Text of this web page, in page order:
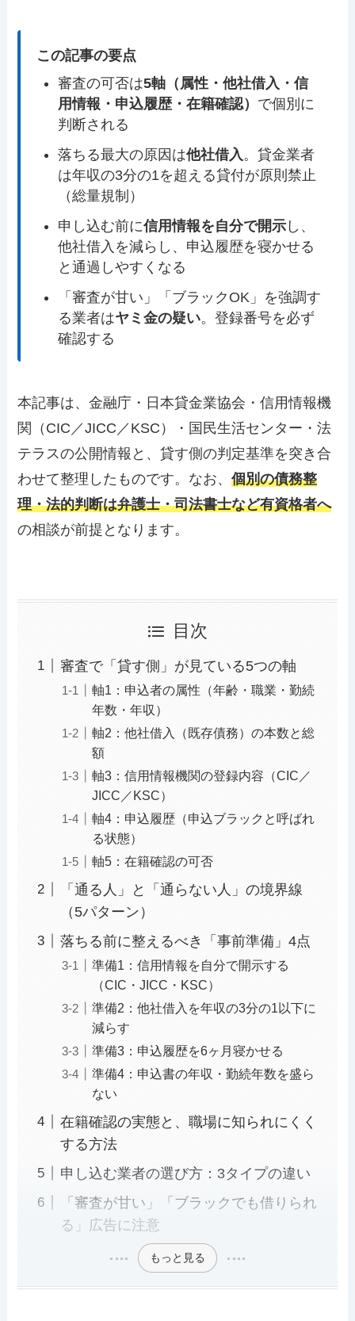
この記事の要点
審査の可否は5軸（属性・他社借入・信
用情報・申込履歴・在籍確認） で個別に
判断される
落ちる最大の原因は他社借入。貸金業者
は年収の3分の1を超える貸付が原則禁止
（総量規制）
申し込む前に信用情報を自分で開示 し、
他社借入を減らし、申込履歴を寝かせる
と通過しやすくなる
「審査が甘い」「ブラックOK」を強調す
る業者はヤミ金の疑い。登録番号を必ず
確認する
本記事は、金融庁・日本貸金業協会・信用情報機
関（CIC／JICC／KSC）・国民生活センター・法
テラスの公開情報と、貸す側の判定基準を突き合
わせて整理したものです。なお、個別の債務整
理・法的判断は弁護士・司法書士など有資格者へ
の相談が前提となります。
目次
審査で「貸す側」が見ている5つの軸
軸1：申込者の属性（年齢・職業・勤続
年数・年収）
軸2：他社借入（既存債務）の本数と総
額
軸3：信用情報機関の登録内容（CIC／
JICC／KSC）
軸4：申込履歴（申込ブラックと呼ばれ
る状態）
軸5：在籍確認の可否
「通る人」と「通らない人」の境界線
（5パターン）
落ちる前に整えるべき「事前準備」4点
準備1：信用情報を自分で開示する
（CIC・JICC・KSC）
準備2：他社借入を年収の3分の1以下に
減らす
準備3：申込履歴を6ヶ月寝かせる
準備4：申込書の年収・勤続年数を盛ら
ない
在籍確認の実態と、職場に知られにくく
する方法
申し込む業者の選び方：3タイプの違い
「審査が甘い」「ブラックでも借りられ
る」広告に注意
もっと見る